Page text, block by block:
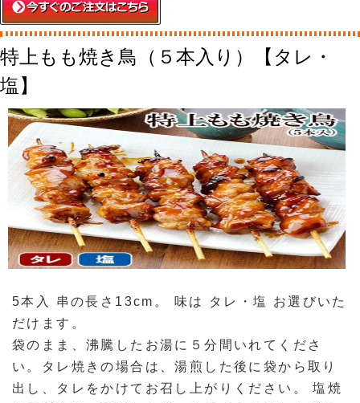
特上もも焼き鳥（５本入り）【タレ・
塩】
5本入 串の長さ13cm。 味は タレ・塩 お選びいた
だけます。
袋のまま、沸騰したお湯に５分間いれてくださ
い。タレ焼きの場合は、湯煎した後に袋から取り
出し、タレをかけてお召し上がりください。 塩焼